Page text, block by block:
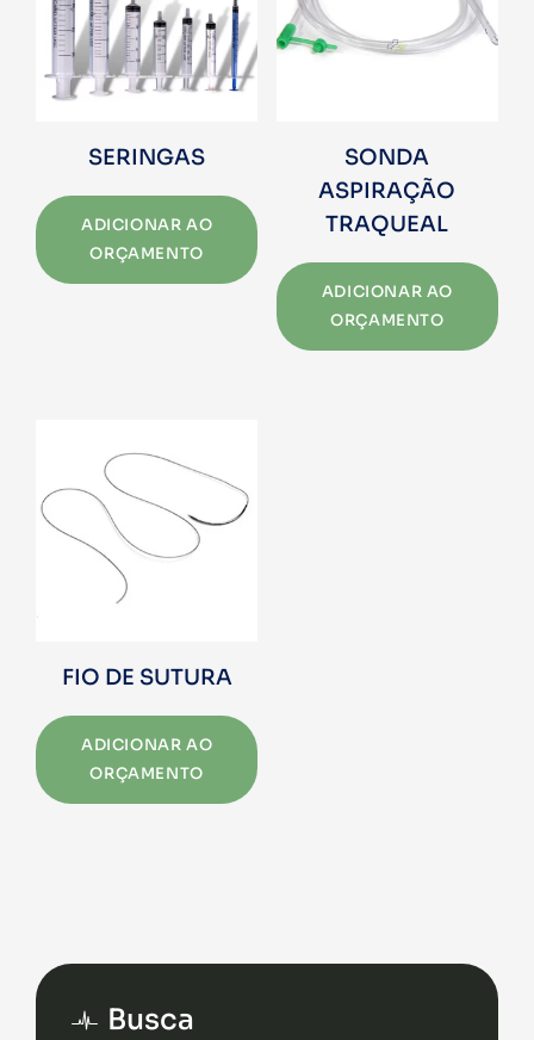
SERINGAS
ADICIONAR AO
ORÇAMENTO
SONDA
ASPIRAÇÃO
TRAQUEAL
ADICIONAR AO
ORÇAMENTO
FIO DE SUTURA
ADICIONAR AO
ORÇAMENTO
Busca